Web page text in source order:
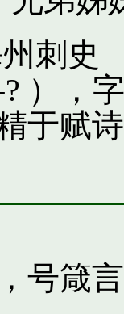
刺史
），
于赋
号箴言